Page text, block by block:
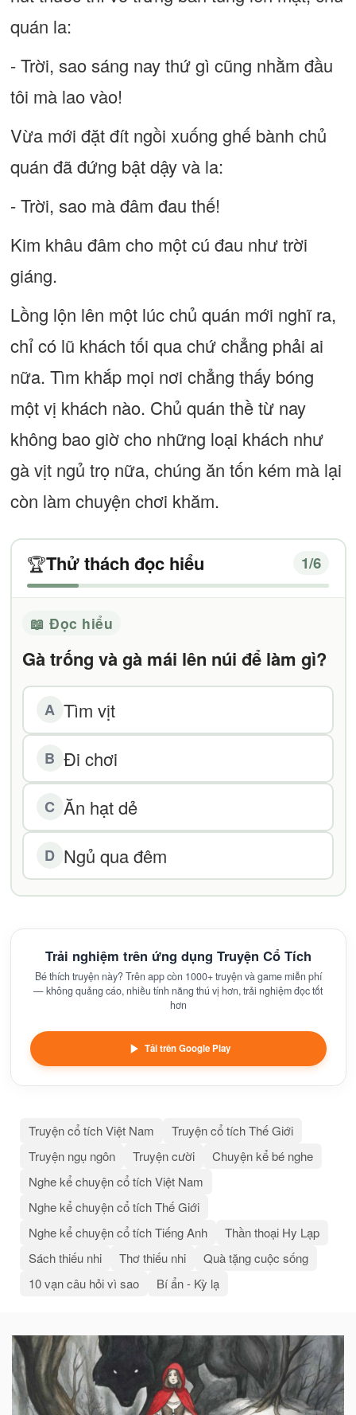
quán la:
- Trời, sao sáng nay thứ gì cũng nhằm đầu
tôi mà lao vào!
Vừa mới đặt đít ngồi xuống ghế bành chủ
quán đã đứng bật dậy và la:
- Trời, sao mà đâm đau thế!
Kim khâu đâm cho một cú đau như trời
giáng.
Lồng lộn lên một lúc chủ quán mới nghĩ ra,
chỉ có lũ khách tối qua chứ chẳng phải ai
nữa. Tìm khắp mọi nơi chẳng thấy bóng
một vị khách nào. Chủ quán thề từ nay
không bao giờ cho những loại khách như
gà vịt ngủ trọ nữa, chúng ăn tốn kém mà lại
còn làm chuyện chơi khăm.
🏆Thử thách đọc hiểu 1/6
📖 Đọc hiểu
Gà trống và gà mái lên núi để làm gì?
A Tìm vịt
B Đi chơi
C Ăn hạt dẻ
D Ngủ qua đêm
Trải nghiệm trên ứng dụng Truyện Cổ Tích
Bé thích truyện này? Trên app còn 1000+ truyện và game miễn phí
— không quảng cáo, nhiều tính năng thú vị hơn, trải nghiệm đọc tốt
hơn
Tải trên Google Play
Truyện cổ tích Việt Nam
Truyện cổ tích Thế Giới
Truyện ngụ ngôn
Truyện cười
Chuyện kể bé nghe
Nghe kể chuyện cổ tích Việt Nam
Nghe kể chuyện cổ tích Thế Giới
Nghe kể chuyện cổ tích Tiếng Anh
Thần thoại Hy Lạp
Sách thiếu nhi
Thơ thiếu nhi
Quà tặng cuộc sống
10 vạn câu hỏi vì sao
Bí ẩn - Kỳ lạ
Bài
viết
liên